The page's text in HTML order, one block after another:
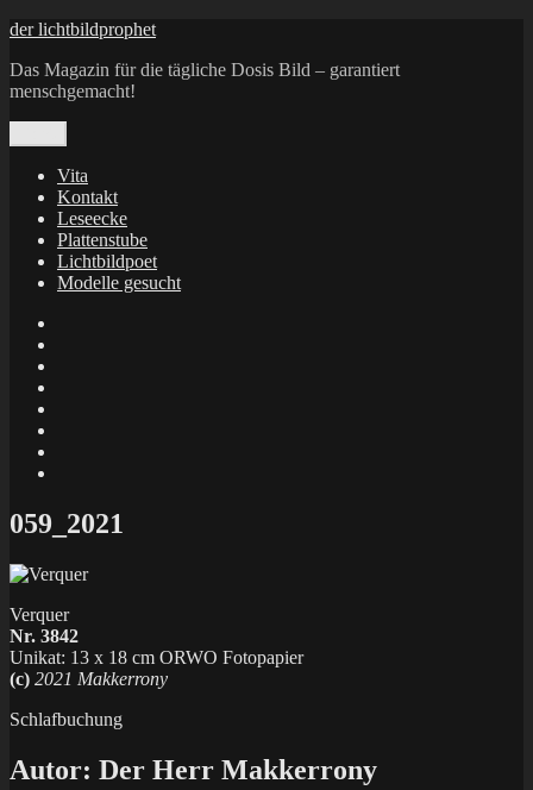
Zum
springen
der lichtbildprophet
Das Magazin für die tägliche Dosis Bild – garantiert
menschgemacht!
Vita
Kontakt
Leseecke
Plattenstube
Lichtbildpoet
Modelle gesucht
X
059_2021
Verquer
Nr. 3842
Unikat: 13 x 18 cm ORWO Fotopapier
(c) 2021 Makkerrony
Schlafbuchung
Autor: Der Herr Makkerrony